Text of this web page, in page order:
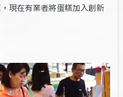
現在有業者將蛋糕加入創新